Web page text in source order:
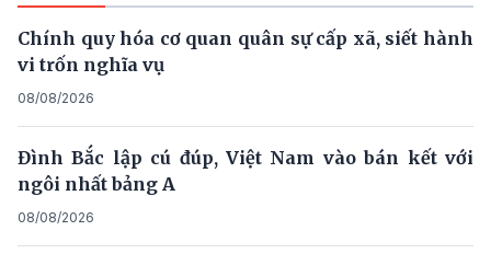
Chính quy hóa cơ quan quân sự cấp xã, siết hành
vi trốn nghĩa vụ
08/08/2026
Đình Bắc lập cú đúp, Việt Nam vào bán kết với
ngôi nhất bảng A
08/08/2026